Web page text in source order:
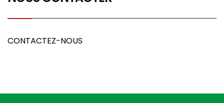
CONTACTEZ-NOUS